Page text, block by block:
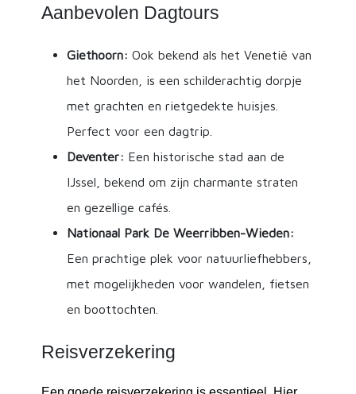
Aanbevolen Dagtours
Giethoorn: Ook bekend als het Venetië van
het Noorden, is een schilderachtig dorpje
met grachten en rietgedekte huisjes.
Perfect voor een dagtrip.
Deventer: Een historische stad aan de
IJssel, bekend om zijn charmante straten
en gezellige cafés.
Nationaal Park De Weerribben-Wieden:
Een prachtige plek voor natuurliefhebbers,
met mogelijkheden voor wandelen, fietsen
en boottochten.
Reisverzekering